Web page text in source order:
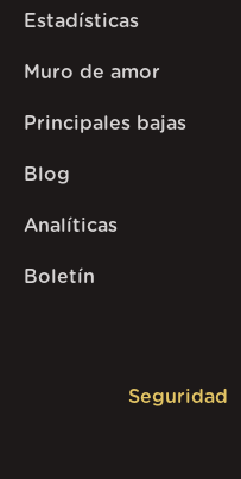
Estadísticas
Muro de amor
Principales bajas
Blog
Analíticas
Boletín
Seguridad